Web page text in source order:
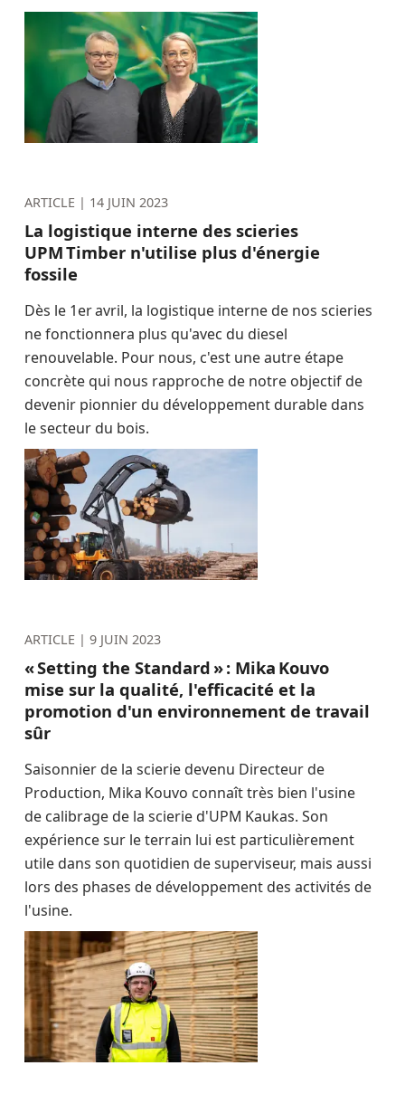
ARTICLE | 14 JUIN 2023
La logistique interne des scieries
UPM Timber n'utilise plus d'énergie
fossile
Dès le 1er avril, la logistique interne de nos scieries
ne fonctionnera plus qu'avec du diesel
renouvelable. Pour nous, c'est une autre étape
concrète qui nous rapproche de notre objectif de
devenir pionnier du développement durable dans
le secteur du bois.
ARTICLE | 9 JUIN 2023
« Setting the Standard » : Mika Kouvo
mise sur la qualité, l'efficacité et la
promotion d'un environnement de travail
sûr
Saisonnier de la scierie devenu Directeur de
Production, Mika Kouvo connaît très bien l'usine
de calibrage de la scierie d'UPM Kaukas. Son
expérience sur le terrain lui est particulièrement
utile dans son quotidien de superviseur, mais aussi
lors des phases de développement des activités de
l'usine.